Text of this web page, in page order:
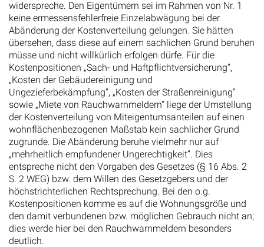
widerspreche. Den Eigentümern sei im Rahmen von Nr. 1
keine ermessensfehlerfreie Einzelabwägung bei der
Abänderung der Kostenverteilung gelungen. Sie hätten
übersehen, dass diese auf einem sachlichen Grund beruhen
müsse und nicht willkürlich erfolgen dürfe. Für die
Kostenpositionen „Sach- und Haftpflichtversicherung“,
„Kosten der Gebäudereinigung und
Ungezieferbekämpfung“, „Kosten der Straßenreinigung“
sowie „Miete von Rauchwarnmeldern“ liege der Umstellung
der Kostenverteilung von Miteigentumsanteilen auf einen
wohnflächenbezogenen Maßstab kein sachlicher Grund
zugrunde. Die Abänderung beruhe vielmehr nur auf
„mehrheitlich empfundener Ungerechtigkeit“. Dies
entspreche nicht den Vorgaben des Gesetzes (§ 16 Abs. 2
S. 2 WEG) bzw. dem Willen des Gesetzgebers und der
höchstrichterlichen Rechtsprechung. Bei den o.g.
Kostenpositionen komme es auf die Wohnungsgröße und
den damit verbundenen bzw. möglichen Gebrauch nicht an;
dies werde hier bei den Rauchwarnmeldern besonders
deutlich.